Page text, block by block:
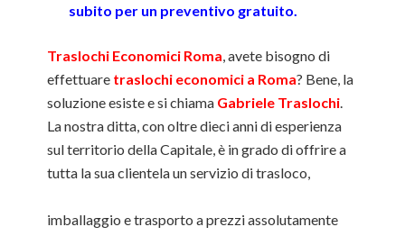
subito per un preventivo gratuito.
Traslochi Economici Roma, avete bisogno di
effettuare traslochi economici a Roma? Bene, la
soluzione esiste e si chiama Gabriele Traslochi.
La nostra ditta, con oltre dieci anni di esperienza
sul territorio della Capitale, è in grado di offrire a
tutta la sua clientela un servizio di trasloco,
imballaggio e trasporto a prezzi assolutamente